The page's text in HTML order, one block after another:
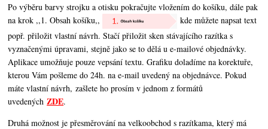
Po výběru barvy strojku a otisku pokračujte vložením do košíku, dále pak
na krok ,,1. Obsah košíku,,
kde můžete napsat text
popř. přiložit vlastní návrh. Stačí přiložit sken stávajícího razítka s
vyznačenými úpravami, stejně jako se to dělá u e-mailové objednávky.
Aplikace umožňuje pouze vepsání textu. Grafiku doladíme na korektuře,
kterou Vám pošleme do 24h. na e-mail uvedený na objednávce. Pokud
máte vlastní návrh, zašlete ho prosím v jednom z formátů
uvedenýchZDE.
Druhá možnost je přesměrování na velkoobchod s razítkama, který má